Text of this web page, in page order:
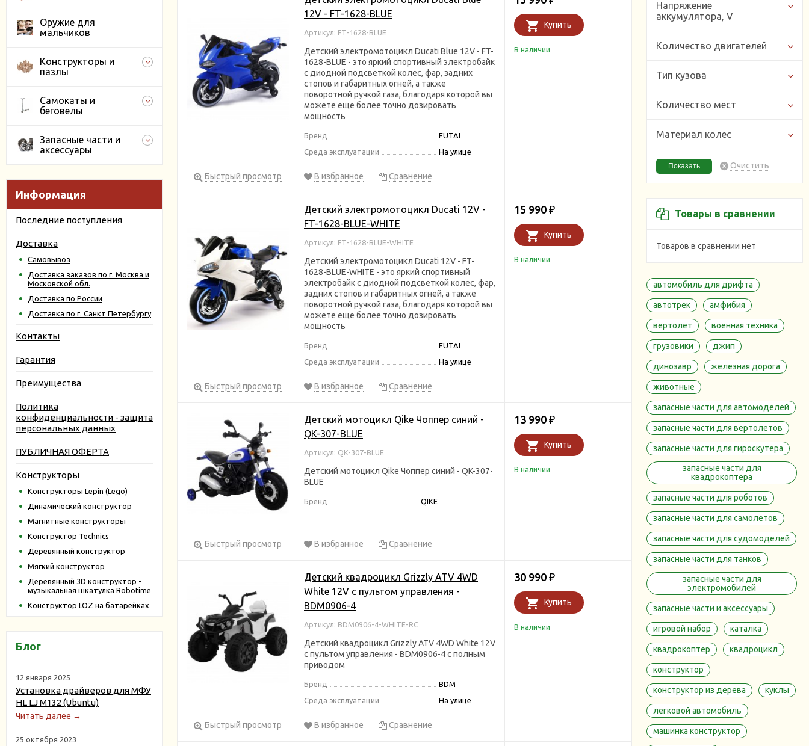
Напряжение
аккумулятора, V
Количество двигателей
Тип кузова
Количество мест
Материал колес
Очистить
Товары в сравнении
Товаров в сравнении нет
автомобиль для дрифта
автотрек амфибия
вертолёт военная техника
грузовики джип
динозавр железная дорога
животные
запасные части для автомоделей
запасные части для вертолетов
запасные части для гироскутера
запасные части для
квадрокоптера
запасные части для роботов
запасные части для самолетов
запасные части для судомоделей
запасные части для танков
запасные части для
электромобилей
запасные части и аксессуары
игровой набор каталка
квадрокоптер квадроцикл
конструктор
конструктор из дерева куклы
легковой автомобиль
машинка конструктор
Оружие для
мальчиков
Конструкторы и
пазлы
Самокаты и
беговелы
Запасные части и
аксессуары
Информация
Последние поступления
Доставка
Самовывоз
Доставка заказов по г. Москва и
Московской обл.
Доставка по России
Доставка по г. Санкт Петербургу
Контакты
Гарантия
Преимущества
Политика
конфиденциальности - защита
персональных данных
ПУБЛИЧНАЯ ОФЕРТА
Конструкторы
Конструкторы Lepin (Lego)
Динамический конструктор
Магнитные конструкторы
Конструктор Technics
Деревянный конструктор
Мягкий конструктор
Деревянный 3D конструктор -
музыкальная шкатулка Robotime
Конструктор LOZ на батарейках
Блог
12 января 2025
Установка драйверов для МФУ
HL LJ M132 (Ubuntu)
Читать далее →
25 октября 2023
12V - FT-1628-BLUE
Артикул: FT-1628-BLUE
Детский электромотоцикл Ducati Blue 12V - FT-
1628-BLUE - это яркий спортивный электробайк
с диодной подсветкой колес, фар, задних
стопов и габаритных огней, а также
поворотной ручкой газа, благодаря которой вы
можете еще более точно дозировать
мощность
Бренд
FUTAI
Среда эксплуатации
На улице
Купить
В наличии
Быстрый просмотр В избранное Сравнение
Детский электромотоцикл Ducati 12V -
FT-1628-BLUE-WHITE
Артикул: FT-1628-BLUE-WHITE
Детский электромотоцикл Ducati 12V - FT-
1628-BLUE-WHITE - это яркий спортивный
электробайк с диодной подсветкой колес, фар,
задних стопов и габаритных огней, а также
поворотной ручкой газа, благодаря которой вы
можете еще более точно дозировать
мощность
Бренд
FUTAI
Среда эксплуатации
На улице
15 990 ₽
Купить
В наличии
Быстрый просмотр В избранное Сравнение
Детский мотоцикл Qike Чоппер синий -
QK-307-BLUE
Артикул: QK-307-BLUE
Детский мотоцикл Qike Чоппер синий - QK-307-
BLUE
Бренд QIKE
13 990 ₽
Купить
В наличии
Быстрый просмотр В избранное Сравнение
Детский квадроцикл Grizzly ATV 4WD
White 12V с пультом управления -
BDM0906-4
Артикул: BDM0906-4-WHITE-RC
Детский квадроцикл Grizzly ATV 4WD White 12V
с пультом управления - BDM0906-4 с полным
приводом
Бренд
BDM
Среда эксплуатации
На улице
30 990 ₽
Купить
В наличии
Быстрый просмотр В избранное Сравнение